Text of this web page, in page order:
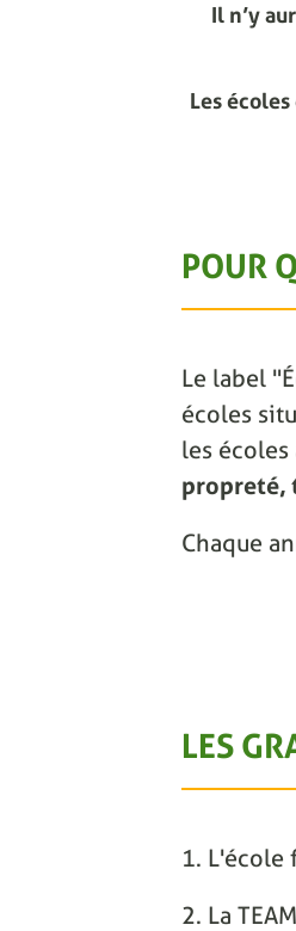
Il n’y
Les
POUR
Le label
écoles
les
propreté,
Chaque
LES
1. L'école
2. La